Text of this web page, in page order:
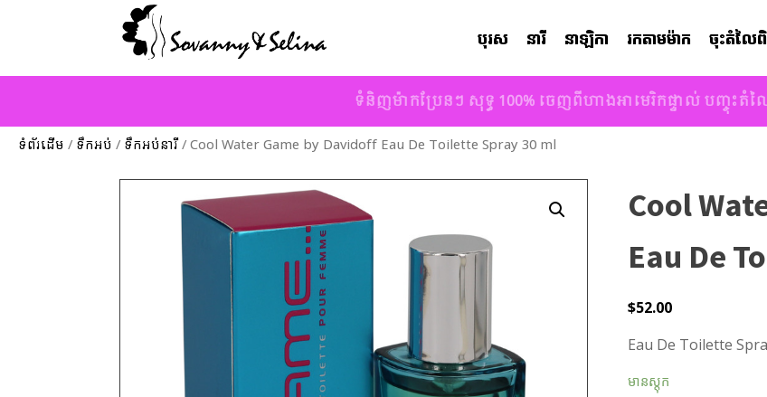
បុរស នារី នាឡិកា រកតាមម៉ាក ចុះតំលៃ
ទំនិញម៉ាកប្រែនៗ សុទ្ធ 100% ចេញពីហាងអាមេរិកផ្ទាល់ បញ្ចុះតំ
ទំព័រដើម / ទឹកអប់ / ទឹកអប់នារី/ Cool Water Game by Davidoff Eau De Toilette Spray 30 ml
Cool
Eau De
$52.00
Eau De Toilette
មានស្តុក